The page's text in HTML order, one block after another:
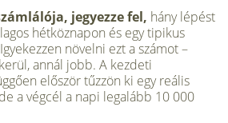
jegyezze fel, hány lépést
hétköznapon és egy tipikus
növelni ezt a számot –
annál jobb. A kezdeti
először tűzzön ki egy reális
a végcél a napi legalább 10 000